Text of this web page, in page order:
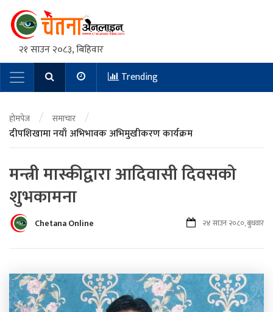
२१ साउन २०८३, बिहिवार
Main NavigationTrending
होमपेज / समाचार /
दीपशिखामा नयाँ अभिभावक अभिमुखीकरण कार्यक्रम
मन्त्री मास्कीद्वारा आदिवासी दिवसको
शुभकामना
Chetana Online २४ साउन २०८०, बुधवार